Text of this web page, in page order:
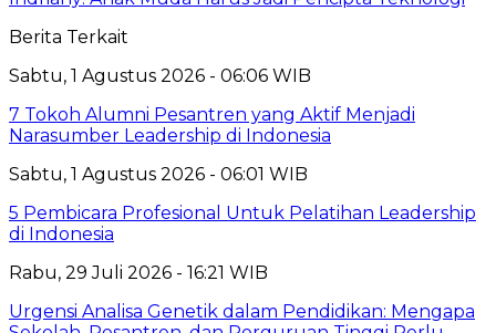
Berita Terkait
Sabtu, 1 Agustus 2026 - 06:06 WIB
7 Tokoh Alumni Pesantren yang Aktif Menjadi
Narasumber Leadership di Indonesia
Sabtu, 1 Agustus 2026 - 06:01 WIB
5 Pembicara Profesional Untuk Pelatihan Leadership
di Indonesia
Rabu, 29 Juli 2026 - 16:21 WIB
Urgensi Analisa Genetik dalam Pendidikan: Mengapa